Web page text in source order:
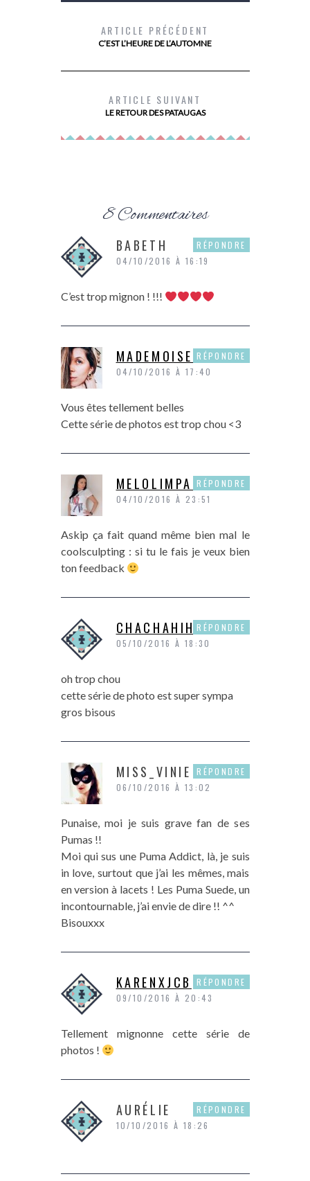
DEVENIR PROPRIÉTAIRE AVEC PRIMMÉA
ARTICLE PRÉCÉDENT
C’EST L’HEURE DE L’AUTOMNE
ARTICLE SUIVANT
LE RETOUR DES PATAUGAS
8 Commentaires
BABETH
04/10/2016 À 16:19
C’est trop mignon ! !!!
RÉPONDRE
MADEMOISELLEVI
04/10/2016 À 17:40
Vous êtes tellement belles
Cette série de photos est trop chou <3
RÉPONDRE
MELOLIMPARFAITE
04/10/2016 À 23:51
Askip ça fait quand même bien mal le
coolsculpting : si tu le fais je veux bien
ton feedback
RÉPONDRE
CHACHAHIHI
05/10/2016 À 18:30
oh trop chou
cette série de photo est super sympa
gros bisous
RÉPONDRE
MISS_VINIE
06/10/2016 À 13:02
Punaise, moi je suis grave fan de ses
Pumas !!
Moi qui sus une Puma Addict, là, je suis
in love, surtout que j’ai les mêmes, mais
en version à lacets ! Les Puma Suede, un
incontournable, j’ai envie de dire !! ^^
Bisouxxx
RÉPONDRE
KARENXJCB
09/10/2016 À 20:43
Tellement mignonne cette série de
photos !
RÉPONDRE
AURÉLIE
10/10/2016 À 18:26
RÉPONDRE